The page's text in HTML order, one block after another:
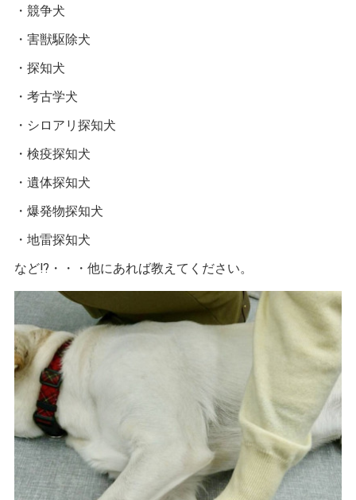
・競争犬
・害獣駆除犬
・探知犬
・考古学犬
・シロアリ探知犬
・検疫探知犬
・遺体探知犬
・爆発物探知犬
・地雷探知犬
など⁉️・・・他にあれば教えてください。